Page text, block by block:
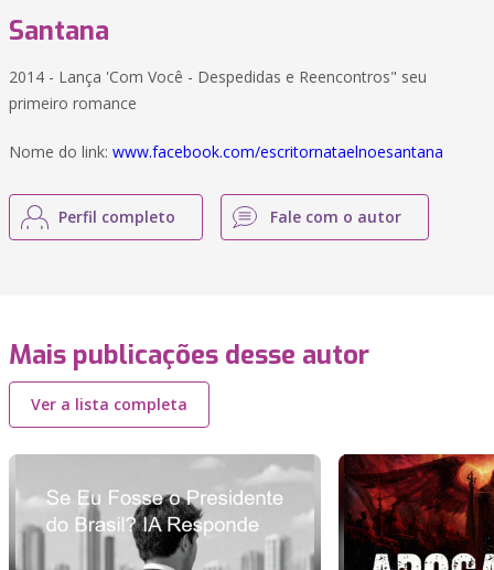
Santana
2014 - Lança 'Com Você - Despedidas e Reencontros" seu
primeiro romance
Nome do link: www.facebook.com/escritornataelnoesantana
Perfil completo Fale com o autor
Mais publicações desse autor
Ver a lista completa